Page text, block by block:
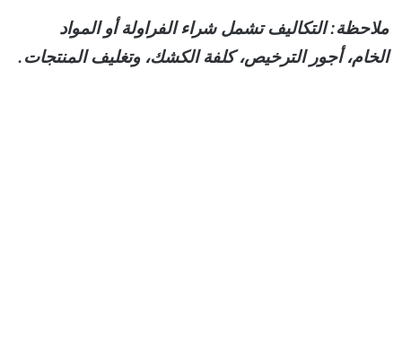
ملاحظة: التكاليف تشمل شراء الفراولة أو المواد
الخام، أجور الترخيص، كلفة الكشك، وتغليف المنتجات.